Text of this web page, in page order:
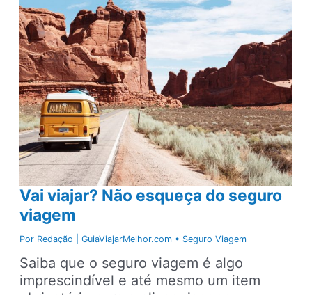
Vai viajar? Não esqueça do seguro
viagem
Por Redação | GuiaViajarMelhor.com • Seguro Viagem
Saiba que o seguro viagem é algo
imprescindível e até mesmo um item